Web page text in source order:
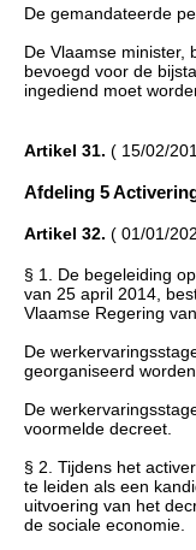
De gemandateerde
De Vlaamse minister,
bevoegd voor de
ingediend moet
Artikel 31. ( 15/02/
Afdeling 5
Artikel 32. ( 01/01/
§ 1. De begeleiding
van 25 april 2014,
Vlaamse Regering
De
georganiseerd
De
voormelde decreet.
§ 2. Tijdens het
te leiden als een
uitvoering van het
de sociale economie.